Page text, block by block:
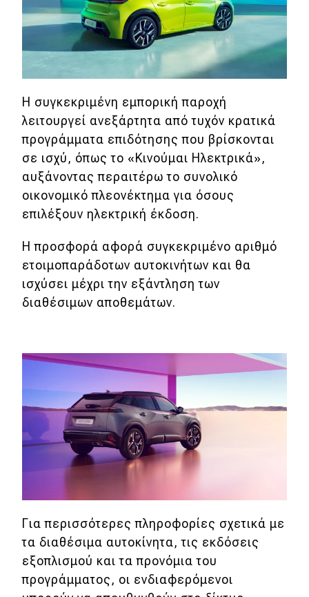
MOTO
Μεταχειρισμένο
Οδηγός αγοράς
Συμβουλές
Χρηστικά
Συμβουλές
ΚΤΕΟ
Οδική βοήθεια
eDRIVE
Η συγκεκριμένη εμπορική παροχή
λειτουργεί ανεξάρτητα από τυχόν κρατικά
προγράμματα επιδότησης που βρίσκονται
σε ισχύ, όπως το «Κινούμαι Ηλεκτρικά»,
αυξάνοντας περαιτέρω το συνολικό
οικονομικό πλεονέκτημα για όσους
επιλέξουν ηλεκτρική έκδοση.
Η προσφορά αφορά συγκεκριμένο αριθμό
ετοιμοπαράδοτων αυτοκινήτων και θα
ισχύσει μέχρι την εξάντληση των
διαθέσιμων αποθεμάτων.
Για περισσότερες πληροφορίες σχετικά με
τα διαθέσιμα αυτοκίνητα, τις εκδόσεις
εξοπλισμού και τα προνόμια του
προγράμματος, οι ενδιαφερόμενοι